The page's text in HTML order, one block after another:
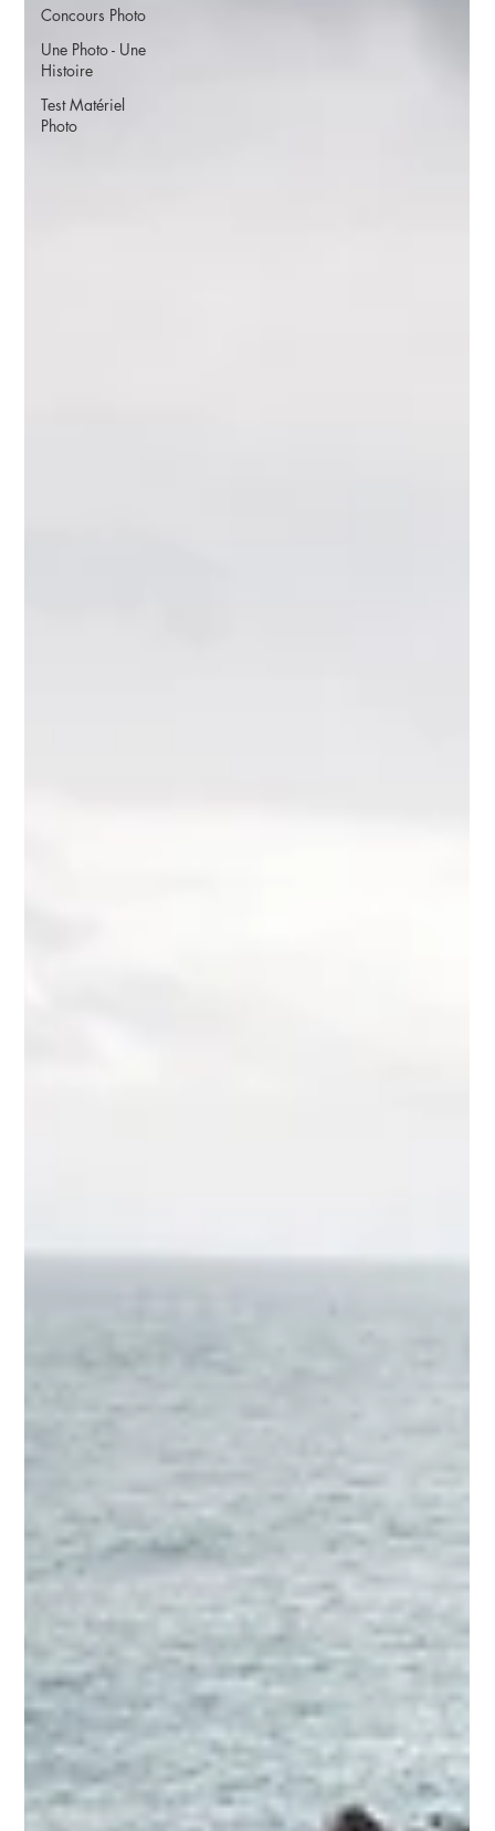
Concours Photo
Une Photo - Une
Histoire
Test Matériel
Photo